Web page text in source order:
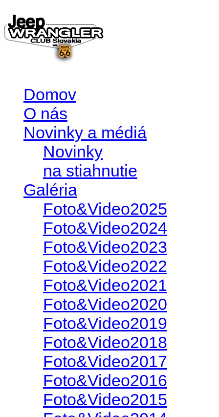
Domov
O nás
Novinky a médiá
Novinky
na stiahnutie
Galéria
Foto&Video2025
Foto&Video2024
Foto&Video2023
Foto&Video2022
Foto&Video2021
Foto&Video2020
Foto&Video2019
Foto&Video2018
Foto&Video2017
Foto&Video2016
Foto&Video2015